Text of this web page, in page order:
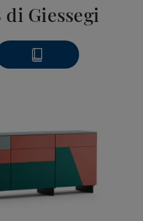
Giessegi